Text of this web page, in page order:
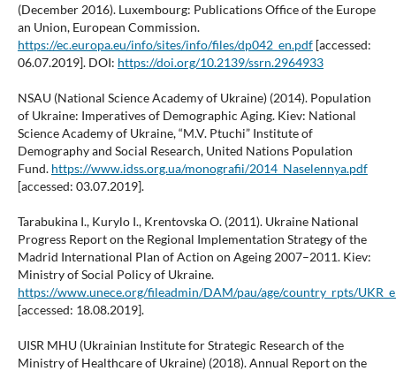
(December 2016). Luxembourg: Publications Office of the Europe
an Union, European Commission.
https://ec.europa.eu/info/sites/info/files/dp042_en.pdf[accessed:
06.07.2019]. DOI: https://doi.org/10.2139/ssrn.2964933
NSAU (National Science Academy of Ukraine) (2014). Population
of Ukraine: Imperatives of Demographic Aging. Kiev: National
Science Academy of Ukraine, “M.V. Ptuchi” Institute of
Demography and Social Research, United Nations Population
Fund. https://www.idss.org.ua/monografii/2014_Naselennya.pdf
[accessed: 03.07.2019].
Tarabukina I., Kurylo I., Krentovska O. (2011). Ukraine National
Progress Report on the Regional Implementation Strategy of the
Madrid International Plan of Action on Ageing 2007–2011. Kiev:
Ministry of Social Policy of Ukraine.
https://www.unece.org/fileadmin/DAM/pau/age/country_rpts/
[accessed: 18.08.2019].
UISR MHU (Ukrainian Institute for Strategic Research of the
Ministry of Healthcare of Ukraine) (2018). Annual Report on the